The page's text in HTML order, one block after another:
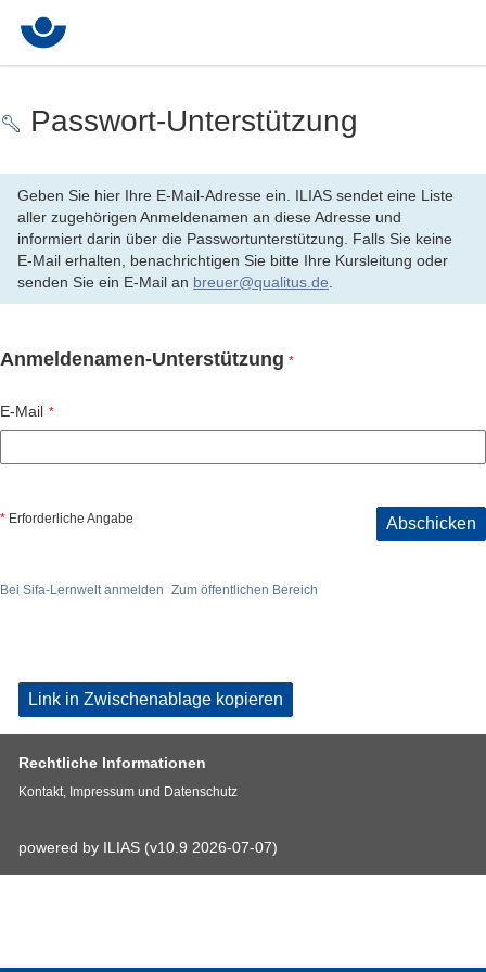
Passwort-Unterstützung
Geben Sie hier Ihre E-Mail-Adresse ein. ILIAS sendet eine Liste
aller zugehörigen Anmeldenamen an diese Adresse und
informiert darin über die Passwortunterstützung. Falls Sie keine
E-Mail erhalten, benachrichtigen Sie bitte Ihre Kursleitung oder
senden Sie ein E-Mail an breuer@qualitus.de
Anmeldenamen-Unterstützung *
E-Mail *
* Erforderliche Angabe Abschicken
Bei Sifa-Lernwelt anmelden Zum öffentlichen Bereich
Link in Zwischenablage kopieren
Rechtliche Informationen
Kontakt, Impressum und Datenschutz
powered by ILIAS (v10.9 2026-07-07)